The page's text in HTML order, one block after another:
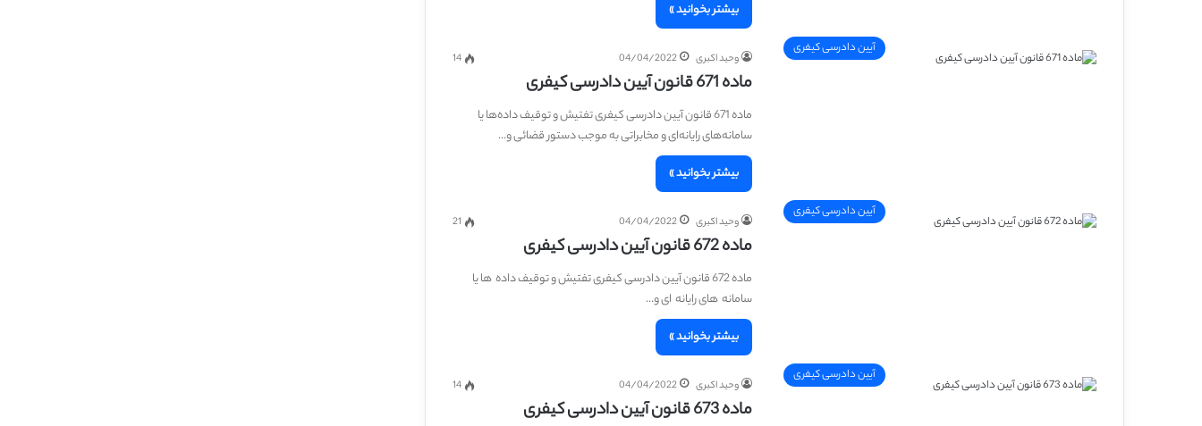
بیشتر بخوانید »
آیین دادرسی کیفری
وحید اکبری 04/04/2022
14
ماده 671 قانون آیین دادرسی کیفری
ماده 671 قانون آیین دادرسی کیفری تفتیش و توقیف داده‌ها یا
سامانه‌های رایانه‌ای و مخابراتی به موجب دستور قضائی و…
بیشتر بخوانید »
آیین دادرسی کیفری
وحید اکبری 04/04/2022
21
ماده 672 قانون آیین دادرسی کیفری
ماده 672 قانون آیین دادرسی کیفری تفتیش و توقیف داده ‎ ها یا
سامانه ‎ های رایانه ‎ ای و…
بیشتر بخوانید »
آیین دادرسی کیفری
وحید اکبری 04/04/2022
14
ماده 673 قانون آیین دادرسی کیفری